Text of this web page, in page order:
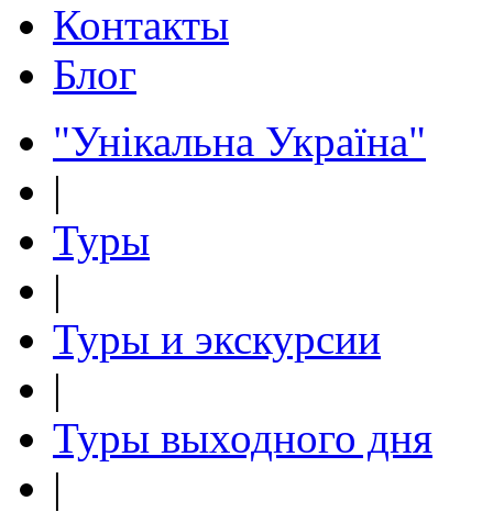
Контакты
Блог
"Унікальна Україна"
|
Туры
|
Туры и экскурсии
|
Туры выходного дня
|